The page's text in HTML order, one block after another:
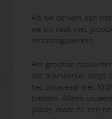
Als we denken aan
we dit vaak met
inrichtingswerken.
Het grootste
dat momenteel loopt
het bosareaal met
breiden. Alleen
plaats, maar zo een